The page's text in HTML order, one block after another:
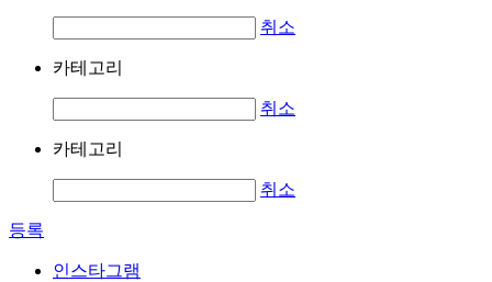
취소
카테고리
취소
카테고리
취소
등록
인스타그램